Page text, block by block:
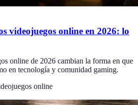
videojuegos online en 2026: lo
online de 2026 cambian la forma en que
en tecnología y comunidad gaming.
online